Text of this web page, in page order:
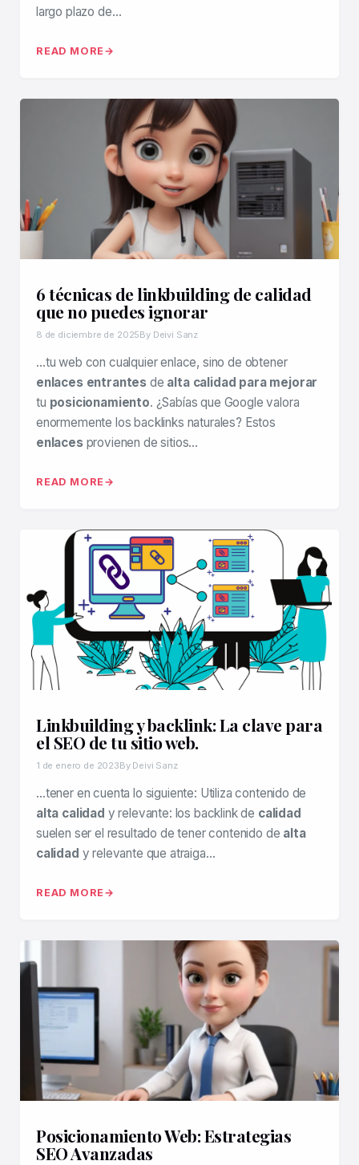
largo plazo de…
READ MORE
6 técnicas de linkbuilding de calidad
que no puedes ignorar
8 de diciembre de 2025By Deivi Sanz
…tu web con cualquier enlace, sino de obtener
enlaces entrantes de alta calidad para mejorar
tu posicionamiento. ¿Sabías que Google valora
enormemente los backlinks naturales? Estos
enlacesprovienen de sitios…
READ MORE
Linkbuilding y backlink: La clave para
el SEO de tu sitio web.
1 de enero de 2023By Deivi Sanz
…tener en cuenta lo siguiente: Utiliza contenido de
alta calidad y relevante: los backlink de calidad
suelen ser el resultado de tener contenido de alta
calidad y relevante que atraiga…
READ MORE
Posicionamiento Web: Estrategias
SEO Avanzadas